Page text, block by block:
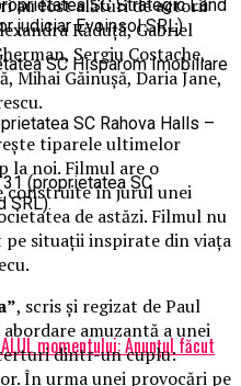
SC Strategic Land
judiciar Evoinsol SRL)
SC Hisparom Imobiliare
SC Rahova Halls –
(proprietatea SC
SRL).
momentului: Anunțul făcut
au fost alături de actorii
Răduță, Gabriel
Sergiu Costache,
Mihai Găinușă, Daria Jane,
tiparele ultimelor
la noi. Filmul are o
construite în jurul unei
de astăzi. Filmul nu
situații inspirate din viața
, scris și regizat de Paul
amuzantă a unei
dintr-un cuplu:
În urma unei provocări pe